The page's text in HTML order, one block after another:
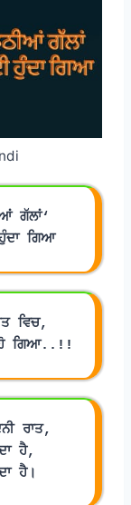
ਗੱਲਾਂ‘
ਗਿਆ
ਵਿਚ,
ਹੋ ਗਿਆ..!!
ਰਾਤ,
ਹੈ,
ਹੈ।